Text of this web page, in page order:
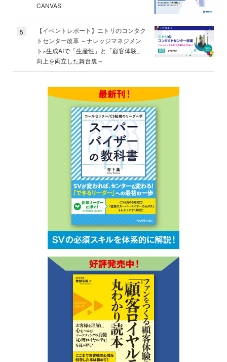
CANVAS
5
【イベントレポート】ニトリのコンタク
トセンター改革 ～ナレッジマネジメン
ト×生成AIで「生産性」と「顧客体験」
向上を両立した舞台裏～